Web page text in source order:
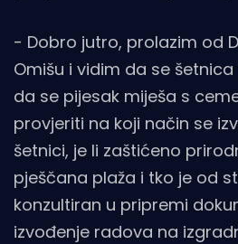
- Dobro jutro, prolazim od
Omišu i vidim da se
da se pijesak miješa s
provjeriti na koji način se
šetnici, je li zaštićeno
pješčana plaža i tko je od
konzultiran u pripremi
izvođenje radova na